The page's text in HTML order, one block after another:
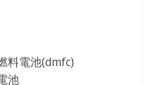
料電池(dmfc)
池